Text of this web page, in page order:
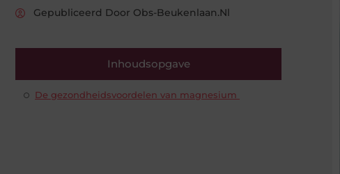
Gepubliceerd Door Obs-Beukenlaan.nl
Inhoudsopgave
De gezondheidsvoordelen van magnesium